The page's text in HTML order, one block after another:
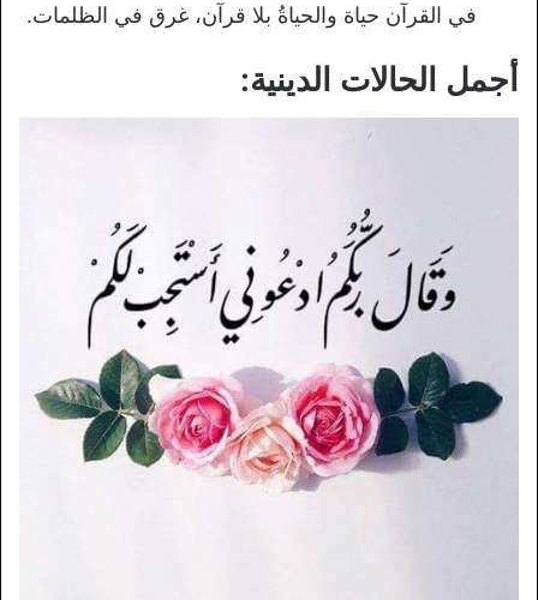
في القرآن حياة والحياةُ بلا قرآن، غرق في الظلمات.
أجمل الحالات الدينية: